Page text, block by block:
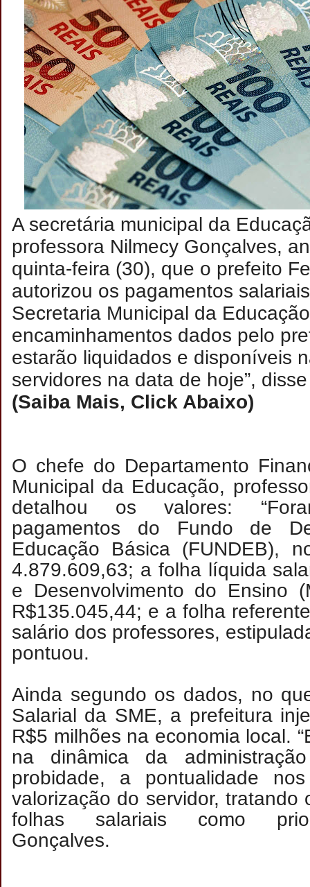
A secretária municipal da
professora Nilmecy Gonçalves,
quinta-feira (30), que o prefeito
autorizou os pagamentos
Secretaria Municipal da
encaminhamentos dados pelo
estarão liquidados e disponíveis
servidores na data de hoje”,
(Saiba Mais, Click Abaixo)
O chefe do Departamento
Municipal da Educação,
detalhou os valores:
pagamentos do Fundo de
Educação Básica (FUNDEB),
4.879.609,63; a folha líquida
e Desenvolvimento do Ensino
R$135.045,44; e a folha
salário dos professores,
pontuou.
Ainda segundo os dados, no
Salarial da SME, a prefeitura
R$5 milhões na economia local.
na dinâmica da
probidade, a pontualidade
valorização do servidor, tratando
folhas salariais como
Gonçalves.